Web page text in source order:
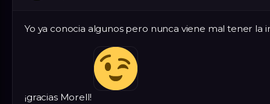
Yo ya conocia algunos pero nunca viene mal tener la
¡gracias Morell!